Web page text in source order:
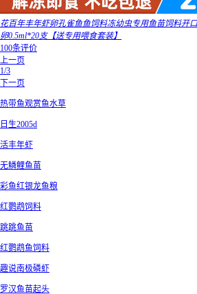
花百年丰年虾卵孔雀鱼鱼饲料冻幼虫专用鱼苗饲料开
卵0.5ml*20支【送专用喂食套装】
100条评价
上一页
1/3
下一页
热带鱼观赏鱼水草
日生2005d
活丰年虾
无鳞鲤鱼苗
彩鱼红银龙鱼粮
红鹦鹉饲料
跳跳鱼苗
红鹦鹉鱼饲料
趣说南极磷虾
罗汉鱼苗起头